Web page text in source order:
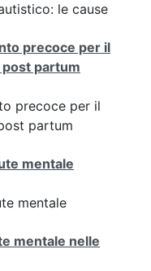
le cause
precoce per il
partum
precoce per il
partum
mentale
mentale
mentale nelle